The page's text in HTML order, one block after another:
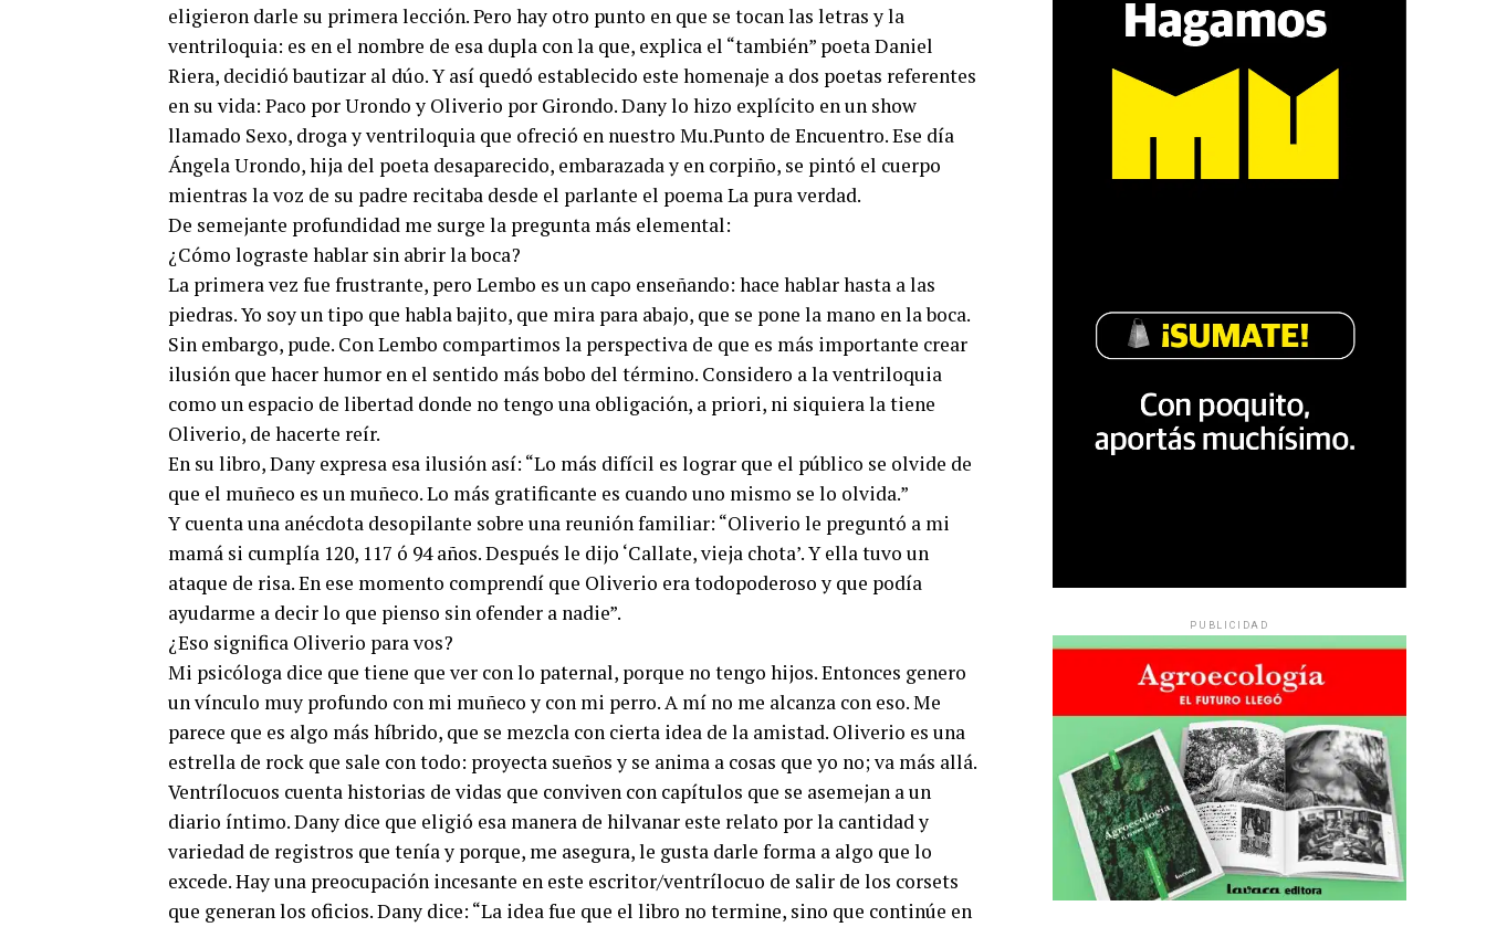
eligieron darle su primera lección. Pero hay otro punto en que se tocan las letras y la
ventriloquia: es en el nombre de esa dupla con la que, explica el “también” poeta Daniel
Riera, decidió bautizar al dúo. Y así quedó establecido este homenaje a dos poetas referentes
en su vida: Paco por Urondo y Oliverio por Girondo. Dany lo hizo explícito en un show
llamado Sexo, droga y ventriloquia que ofreció en nuestro Mu.Punto de Encuentro. Ese día
Ángela Urondo, hija del poeta desaparecido, embarazada y en corpiño, se pintó el cuerpo
mientras la voz de su padre recitaba desde el parlante el poema La pura verdad.
De semejante profundidad me surge la pregunta más elemental:
¿Cómo lograste hablar sin abrir la boca?
La primera vez fue frustrante, pero Lembo es un capo enseñando: hace hablar hasta a las
piedras. Yo soy un tipo que habla bajito, que mira para abajo, que se pone la mano en la boca.
Sin embargo, pude. Con Lembo compartimos la perspectiva de que es más importante crear
ilusión que hacer humor en el sentido más bobo del término. Considero a la ventriloquia
como un espacio de libertad donde no tengo una obligación, a priori, ni siquiera la tiene
Oliverio, de hacerte reír.
En su libro, Dany expresa esa ilusión así: “Lo más difícil es lograr que el público se olvide de
que el muñeco es un muñeco. Lo más gratificante es cuando uno mismo se lo olvida.”
Y cuenta una anécdota desopilante sobre una reunión familiar: “Oliverio le preguntó a mi
mamá si cumplía 120, 117 ó 94 años. Después le dijo ‘Callate, vieja chota’. Y ella tuvo un
ataque de risa. En ese momento comprendí que Oliverio era todopoderoso y que podía
ayudarme a decir lo que pienso sin ofender a nadie”.
¿Eso significa Oliverio para vos?
Mi psicóloga dice que tiene que ver con lo paternal, porque no tengo hijos. Entonces genero
un vínculo muy profundo con mi muñeco y con mi perro. A mí no me alcanza con eso. Me
parece que es algo más híbrido, que se mezcla con cierta idea de la amistad. Oliverio es una
estrella de rock que sale con todo: proyecta sueños y se anima a cosas que yo no; va más allá.
Ventrílocuos cuenta historias de vidas que conviven con capítulos que se asemejan a un
diario íntimo. Dany dice que eligió esa manera de hilvanar este relato por la cantidad y
variedad de registros que tenía y porque, me asegura, le gusta darle forma a algo que lo
excede. Hay una preocupación incesante en este escritor/ventrílocuo de salir de los corsets
que generan los oficios. Dany dice: “La idea fue que el libro no termine, sino que continúe en
PUBLICIDAD